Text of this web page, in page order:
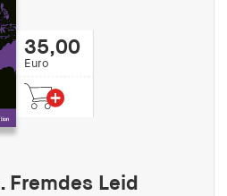
35,00
Euro
Fremdes Leid